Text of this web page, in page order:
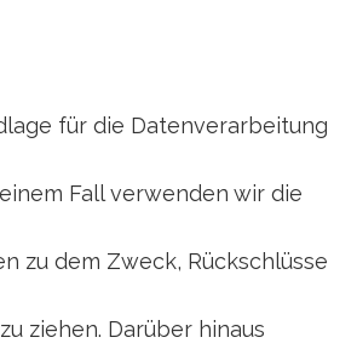
für die Datenverarbeitung
Fall verwenden wir die
zu dem Zweck, Rückschlüsse
ziehen. Darüber hinaus